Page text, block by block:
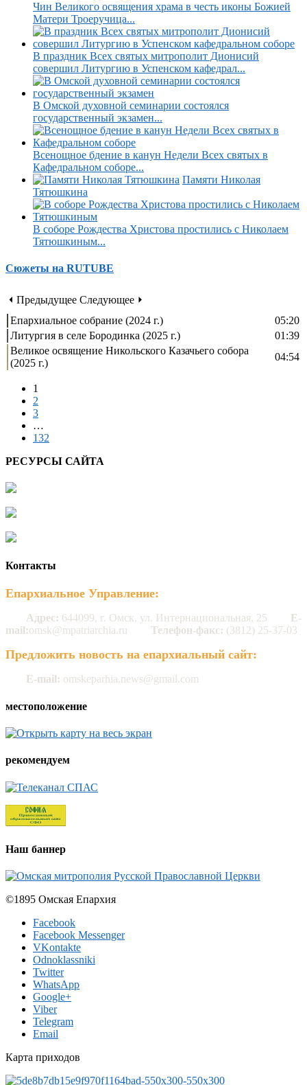
Чин Великого освящения храма в честь иконы Божией
Матери Троеручица...
В праздник Всех святых митрополит Дионисий
совершил Литургию в Успенском кафедрал...
В Омской духовной семинарии состоялся
государственный экзамен...
Всенощное бдение в канун Недели Всех святых в
Кафедральном соборе...
Памяти Николая
Тятюшкина
В соборе Рождества Христова простились с Николаем
Тятюшкиным...
Сюжеты на RUTUBE
⏴ Предыдущее Следующее ⏵
Епархиальное собрание (2024 г.)
05:20
Литургия в селе Бородинка (2025 г.)
01:39
Великое освящение Никольского Казачьего собора
(2025 г.)
04:54
1
2
3
…
132
РЕСУРСЫ САЙТА
Контакты
Епархиальное Управление:
Адрес: 644099, г. Омск, ул. Интернациональная, 25
E-
mail:omsk@mpatriarchia.ru Телефон-факс: (3812) 25-37-03
Предложить новость на епархиальный сайт:
E-mail: omskeparhia.news@gmail.com
местоположение
рекомендуем
Наш баннер
©1895 Омская Епархия
Facebook
Facebook Messenger
VKontakte
Odnoklassniki
Twitter
WhatsApp
Google+
Viber
Telegram
Email
Карта приходов